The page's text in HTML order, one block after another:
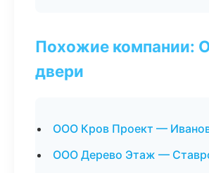
Похожие компании:
двери
ООО Кров Проект —
ООО Дерево Этаж —